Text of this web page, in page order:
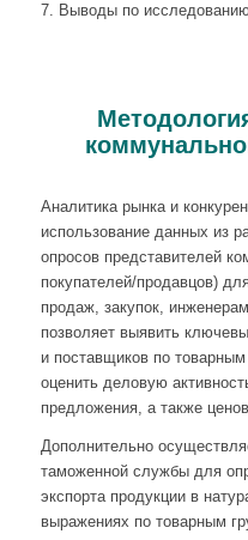
7. Выводы по
Аналитика рынка и
использование данных из
опросов представителей
покупателей/продавцов)
продаж, закупок,
позволяет выявить
и поставщиков по
оценить деловую
предложения, а также
Дополнительно
таможенной службы для
экспорта продукции в
выражениях по товарным